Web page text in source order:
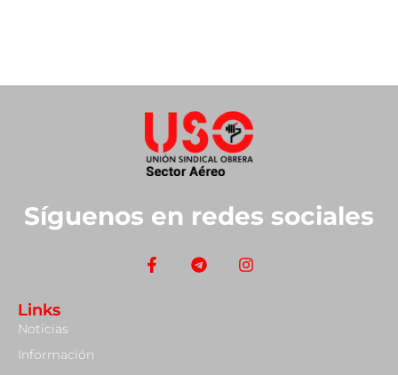
Síguenos en redes sociales
Links
Noticias
Información